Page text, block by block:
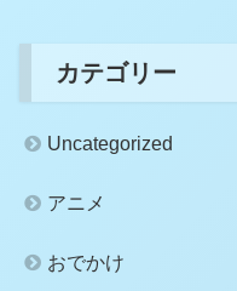
カテゴリー
Uncategorized
アニメ
おでかけ